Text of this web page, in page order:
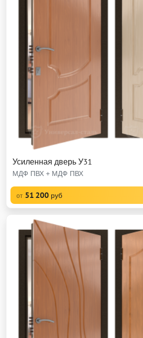
Усиленная дверь У31
МДФ ПВХ + МДФ ПВХ
от 51 200 руб